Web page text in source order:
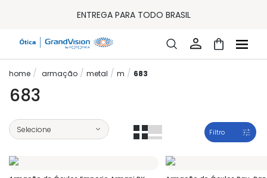
ENTREGA PARA TODO BRASIL
32% OFF NO COMBO - CONS. REG.
FRETE GRÁTIS EM TODO O SITE
10% OFF PAGAMENTO
32% OFF NO COMBO - CONS. REG.
armação metal m 683
683
Filtro